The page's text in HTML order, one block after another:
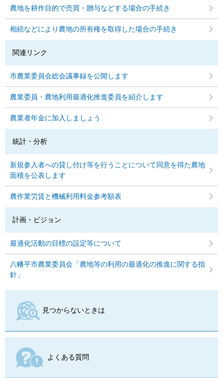
農地を耕作目的で売買・贈与などする場合の手続き
相続などにより農地の所有権を取得した場合の手続き
関連リンク
市農業委員会総会議事録を公開します
農業委員・農地利用最適化推進委員を紹介します
農業者年金に加入しましょう
統計・分析
新規参入者への貸し付け等を行うことについて同意を得た農地
面積を公表します
農作業労賃と機械利用料金参考額表
計画・ビジョン
最適化活動の目標の設定等について
八幡平市農業委員会「農地等の利用の最適化の推進に関する指
針」
見つからないときは
よくある質問